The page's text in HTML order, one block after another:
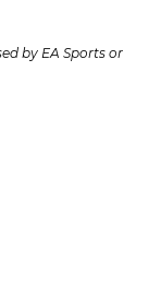
by EA Sports or